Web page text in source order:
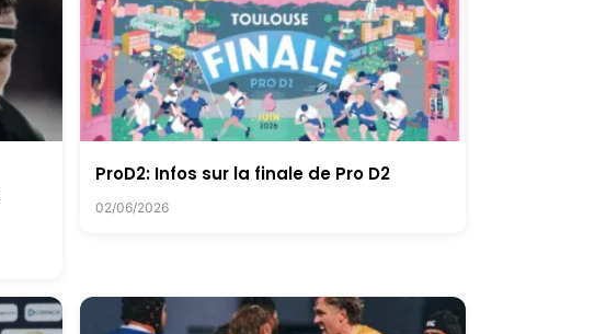
ProD2: Infos sur la finale de Pro D2
02/06/2026